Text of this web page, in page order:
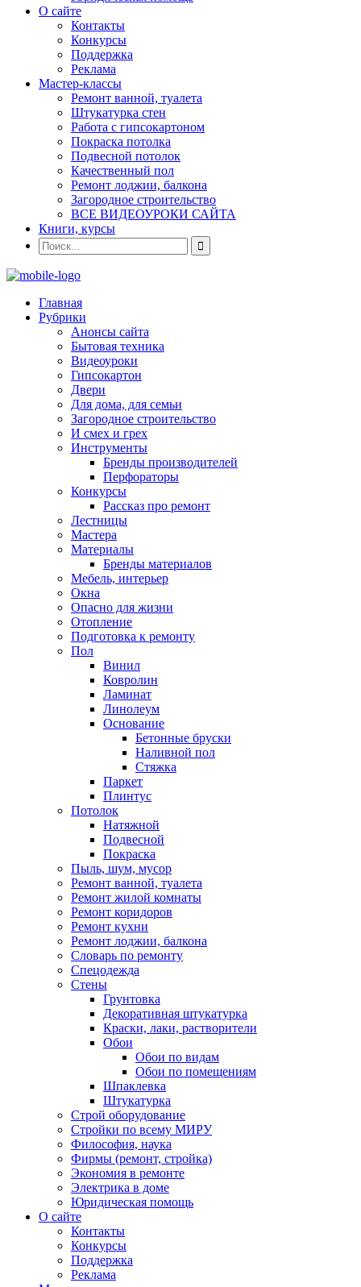
О сайте
Контакты
Конкурсы
Поддержка
Реклама
Мастер-классы
Ремонт ванной, туалета
Штукатурка стен
Работа с гипсокартоном
Покраска потолка
Подвесной потолок
Качественный пол
Ремонт лоджии, балкона
Загородное строительство
ВСЕ ВИДЕОУРОКИ САЙТА
Книги, курсы
Главная
Рубрики
Анонсы сайта
Бытовая техника
Видеоуроки
Гипсокартон
Двери
Для дома, для семьи
Загородное строительство
И смех и грех
Инструменты
Бренды производителей
Перфораторы
Конкурсы
Рассказ про ремонт
Лестницы
Мастера
Материалы
Бренды материалов
Мебель, интерьер
Окна
Опасно для жизни
Отопление
Подготовка к ремонту
Пол
Винил
Ковролин
Ламинат
Линолеум
Основание
Бетонные бруски
Наливной пол
Стяжка
Паркет
Плинтус
Потолок
Натяжной
Подвесной
Покраска
Пыль, шум, мусор
Ремонт ванной, туалета
Ремонт жилой комнаты
Ремонт коридоров
Ремонт кухни
Ремонт лоджии, балкона
Словарь по ремонту
Спецодежда
Стены
Грунтовка
Декоративная штукатурка
Краски, лаки, растворители
Обои
Обои по видам
Обои по помещениям
Шпаклевка
Штукатурка
Строй оборудование
Стройки по всему МИРУ
Философия, наука
Фирмы (ремонт, стройка)
Экономия в ремонте
Электрика в доме
Юридическая помощь
О сайте
Контакты
Конкурсы
Поддержка
Реклама